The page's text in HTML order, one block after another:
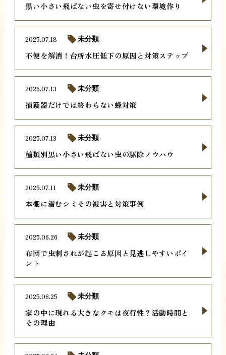
黒い小さい飛ばない虫を寄せ付けない環境作り
不便を解消！台所水圧低下の原因と対策ステップ
2025.07.18 未分類
捕獲器だけでは終わらない蜂対策
2025.07.13 未分類
種類別黒い小さい飛ばない虫の駆除ノウハウ
2025.07.13 未分類
本棚に潜むシミその被害と対策事例
2025.07.11 未分類
布団で虫刺されが起こる原因と見逃しやすいポイ
ント
2025.06.26 未分類
家の中に現れる大きなクモは夜行性？活動時間と
その理由
2025.06.25 未分類